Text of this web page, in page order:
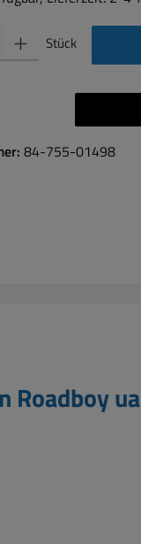
Gib den gewünschten
Stück
84-755-01498
Roadboy